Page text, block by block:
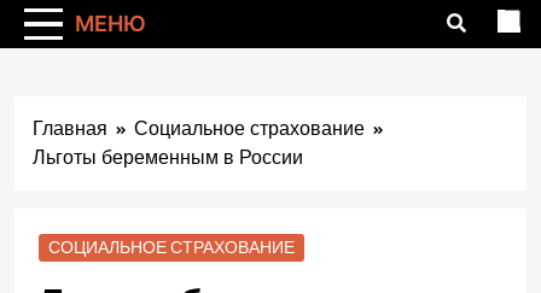
МЕНЮ
Главная
Социальное страхование
Льготы беременным в России
СОЦИАЛЬНОЕ СТРАХОВАНИЕ